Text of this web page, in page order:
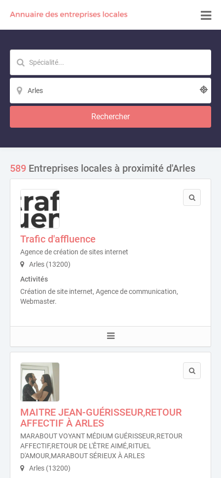
Rechercher
589 Entreprises locales à proximité d'Arles
Trafic d'affluence
Agence de création de sites internet
Arles (13200)
Activités
Création de site internet, Agence de communication,
Webmaster.
MAITRE JEAN-GUÉRISSEUR,RETOUR
AFFECTIF À ARLES
MARABOUT VOYANT MÉDIUM GUÉRISSEUR,RETOUR
AFFECTIF,RETOUR DE L'ÊTRE AIMÉ,RITUEL
D'AMOUR,MARABOUT SÉRIEUX À ARLES
Arles (13200)